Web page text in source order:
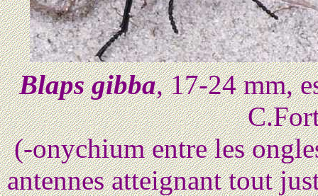
Blaps gibba, 17-24 mm,
(-onychium entre les
antennes atteignant tout